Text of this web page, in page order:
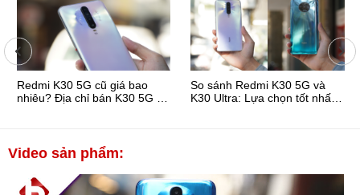
Redmi K30 5G cũ giá bao
nhiêu? Địa chỉ bán K30 5G rẻ
So sánh Redmi K30 5G và
K30 Ultra: Lựa chọn tốt nhất
Video sản phẩm: